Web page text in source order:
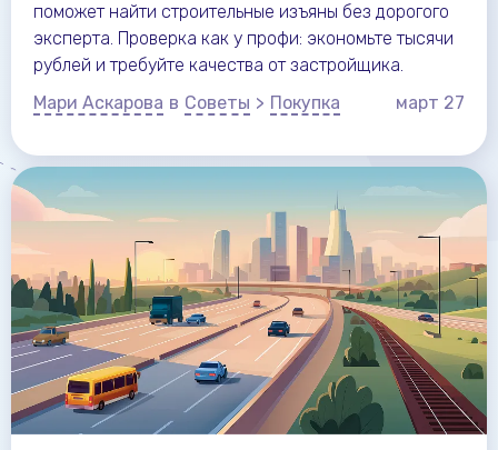
поможет найти строительные изъяны без дорогого
эксперта. Проверка как у профи: экономьте тысячи
рублей и требуйте качества от застройщика.
Мари Аскарова в Советы > Покупка март 27